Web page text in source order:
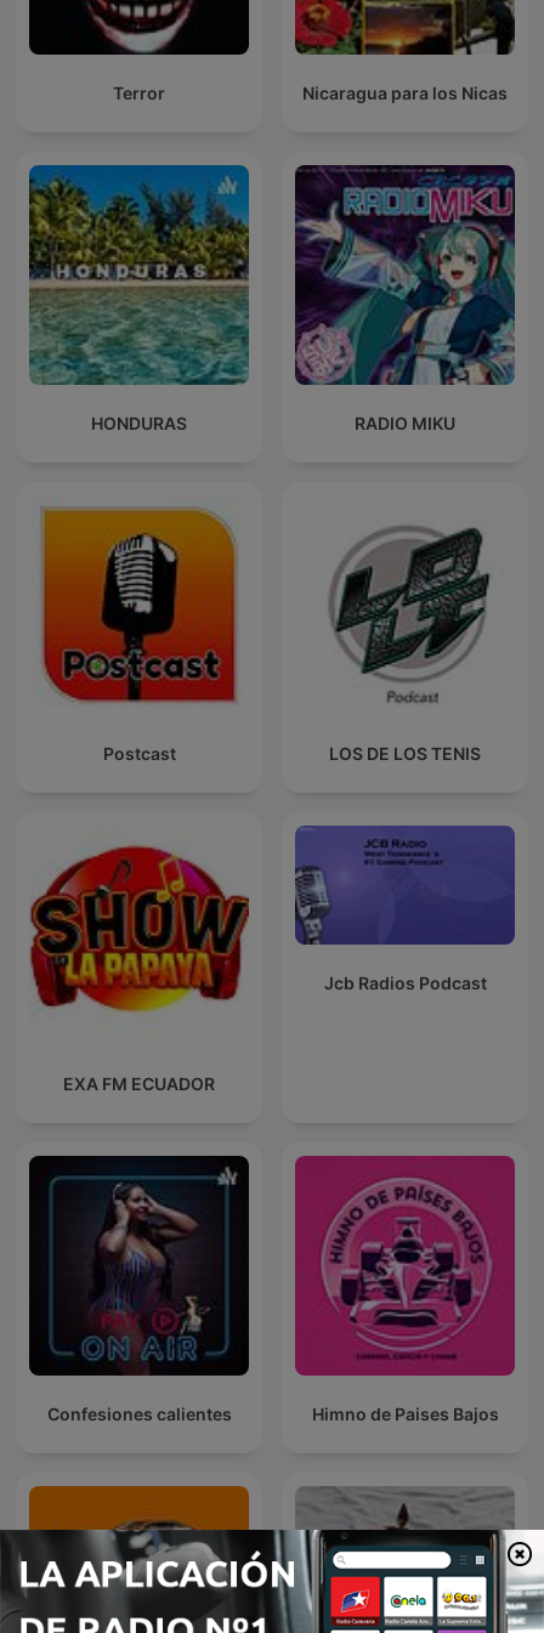
Terror Nicaragua para los Nicas
HONDURAS RADIO MIKU
Postcast LOS DE LOS TENIS
EXA FM ECUADOR
Jcb Radios Podcast
Confesiones calientes Himno de Paises Bajos